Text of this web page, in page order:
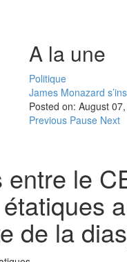
A la une
Politique
James Monazard
Posted on: August
Previous Pause Next
le
de la